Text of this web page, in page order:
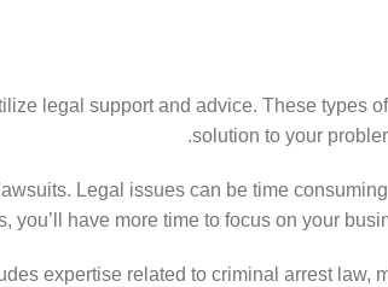
legal support and advice. These types
solution to your
Legal issues can be time
you’ll have more time to focus on your
expertise related to criminal arrest law,